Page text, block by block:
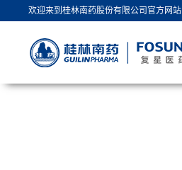
欢迎来到桂林南药股份有限公司官方网站